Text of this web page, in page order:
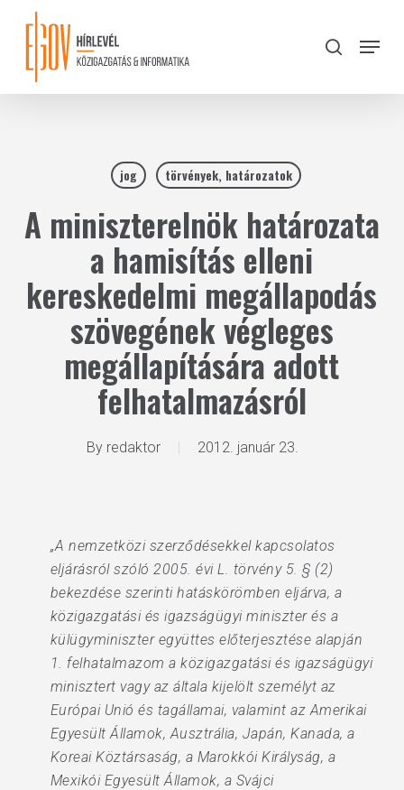
content
search
Menu
jog törvények, határozatok
A miniszterelnök határozata
a hamisítás elleni
kereskedelmi megállapodás
szövegének végleges
megállapítására adott
felhatalmazásról
By redaktor 2012. január 23.
„A nemzetközi szerződésekkel kapcsolatos
eljárásról szóló 2005. évi L. törvény 5. § (2)
bekezdése szerinti hatáskörömben eljárva, a
közigazgatási és igazságügyi miniszter és a
külügyminiszter együttes előterjesztése alapján
1. felhatalmazom a közigazgatási és igazságügyi
minisztert vagy az általa kijelölt személyt az
Európai Unió és tagállamai, valamint az Amerikai
Egyesült Államok, Ausztrália, Japán, Kanada, a
Koreai Köztársaság, a Marokkói Királyság, a
Mexikói Egyesült Államok, a Svájci
Close